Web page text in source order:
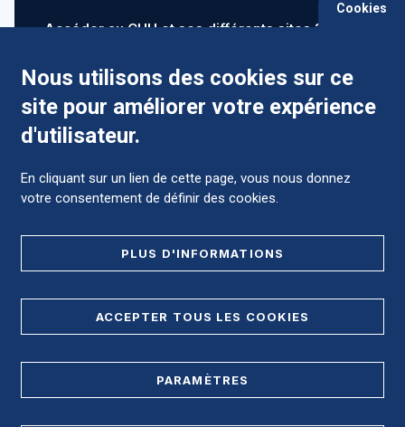
Accéder au CHU et ses différents sites ?
Comment préparer mon hospitalisation ?
PLAN DE SITE
Cookies
Nous utilisons des cookies sur ce
site pour améliorer votre expérience
d'utilisateur.
En cliquant sur un lien de cette page, vous nous donnez
votre consentement de définir des cookies.
PLUS D'INFORMATIONS
ACCEPTER TOUS LES COOKIES
PARAMÈTRES